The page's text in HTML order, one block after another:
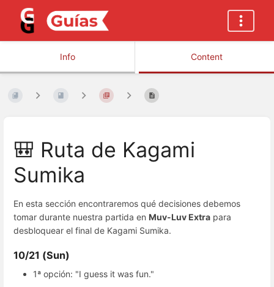
Info Content
🎒 Ruta de Kagami
Sumika
En esta sección encontraremos qué decisiones debemos
tomar durante nuestra partida en Muv-Luv Extra para
desbloquear el final de Kagami Sumika.
10/21 (Sun)
1ª opción: "I guess it was fun."